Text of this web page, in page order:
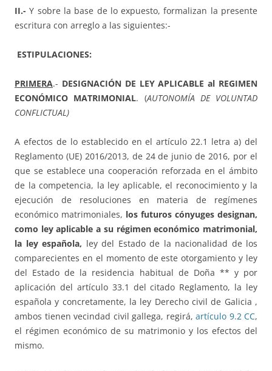
II.- Y sobre la base de lo expuesto, formalizan la presente
escritura con arreglo a las siguientes:-
ESTIPULACIONES:
PRIMERA.- DESIGNACIÓN DE LEY APLICABLE al REGIMEN
ECONÓMICO MATRIMONIAL. (AUTONOMÍA DE VOLUNTAD
CONFLICTUAL)
A efectos de lo establecido en el artículo 22.1 letra a) del
Reglamento (UE) 2016/2013, de 24 de junio de 2016, por el
que se establece una cooperación reforzada en el ámbito
de la competencia, la ley aplicable, el reconocimiento y la
ejecución de resoluciones en materia de regímenes
económico matrimoniales, los futuros cónyuges designan,
como ley aplicable a su régimen económico matrimonial,
la ley española, ley del Estado de la nacionalidad de los
comparecientes en el momento de este otorgamiento y ley
del Estado de la residencia habitual de Doña ** y por
aplicación del artículo 33.1 del citado Reglamento, la ley
española y concretamente, la ley Derecho civil de Galicia ,
ambos tienen vecindad civil gallega, regirá, artículo 9.2 CC,
el régimen económico de su matrimonio y los efectos del
mismo.